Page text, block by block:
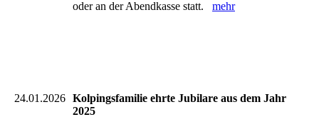
oder an der Abendkasse statt. mehr
24.01.2026 Kolpingsfamilie ehrte Jubilare aus dem Jahr
2025